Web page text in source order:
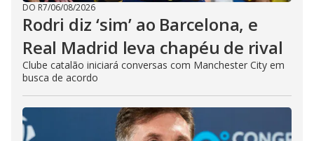
DO R7/06/08/2026
Rodri diz ‘sim’ ao Barcelona, e
Real Madrid leva chapéu de rival
Clube catalão iniciará conversas com Manchester City em
busca de acordo